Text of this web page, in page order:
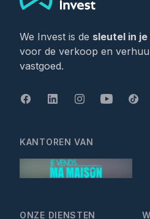
We Invest is de sleutel in
voor de verkoop en
vastgoed.
ONZE DIENSTEN
KANTOREN VAN